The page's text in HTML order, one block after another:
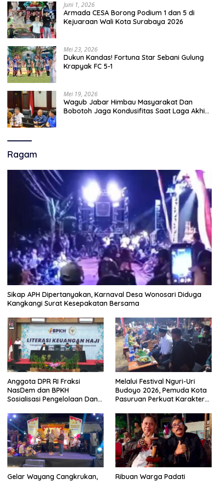
Juni 1, 2026
Armada CESA Borong Podium 1 dan 5 di
Kejuaraan Wali Kota Surabaya 2026
Mei 23, 2026
Dukun Kandas! Fortuna Star Sebani Gulung
Krapyak FC 5-1
Mei 19, 2026
Wagub Jabar Himbau Masyarakat Dan
Bobotoh Jaga Kondusifitas Saat Laga Akhir
Ragam
Sikap APH Dipertanyakan, Karnaval Desa Wonosari Diduga
Kangkangi Surat Kesepakatan Bersama
Anggota DPR RI Fraksi
NasDem dan BPKH
Sosialisasi Pengelolaan Dana
Melalui Festival Nguri-Uri
Budoyo 2026, Pemuda Kota
Pasuruan Perkuat Karakter
Narkoba
Gelar Wayang Cangkrukan,
Ribuan Warga Padati